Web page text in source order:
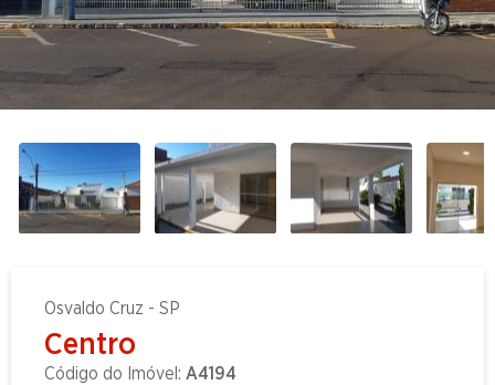
Osvaldo Cruz - SP
Centro
Código do Imóvel: A4194